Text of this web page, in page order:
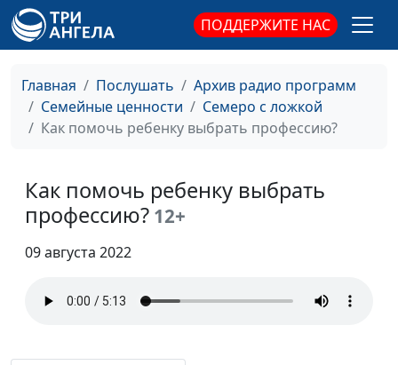
ПОДДЕРЖИТЕ НАС
Главная Послушать
Архив радио программ
Семейные ценности
Семеро с ложкой
Как помочь ребенку выбрать профессию?
Как помочь ребенку выбрать
профессию? 12+
09 августа 2022
Что делать с
Анна Ронжина, Анна
Паршакова, Наталья
Плотникова, Надежда
коллективе
Плотникова, Надежда